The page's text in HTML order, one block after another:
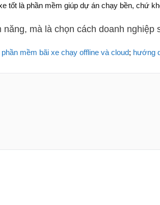
tốt là phần mềm giúp dự án chạy bền, chứ
mà là chọn cách doanh
mềm bãi xe chạy offline và cloud; hướng